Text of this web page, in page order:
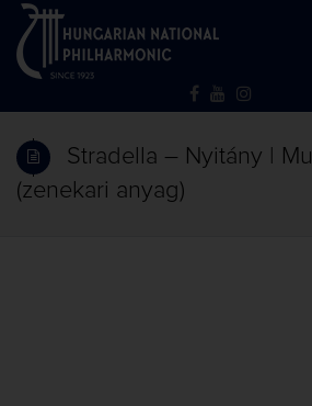
Stradella – Nyitány |
(zenekari anyag)